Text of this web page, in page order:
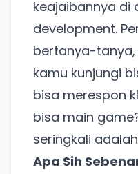
keajaibannya di
development.
bertanya-tanya,
kamu kunjungi
bisa merespon
bisa main
seringkali
Apa Sih
Ada
Khusus
Punya website
untuk